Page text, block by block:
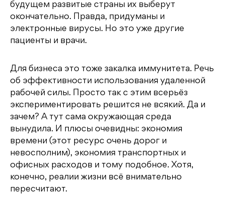
будущем развитые страны их выберут
окончательно. Правда, придуманы и
электронные вирусы. Но это уже другие
пациенты и врачи.
Для бизнеса это тоже закалка иммунитета. Речь
об эффективности использования удаленной
рабочей силы. Просто так с этим всерьёз
экспериментировать решится не всякий. Да и
зачем? А тут сама окружающая среда
вынудила. И плюсы очевидны: экономия
времени (этот ресурс очень дорог и
невосполним), экономия транспортных и
офисных расходов и тому подобное. Хотя,
конечно, реалии жизни всё внимательно
пересчитают.